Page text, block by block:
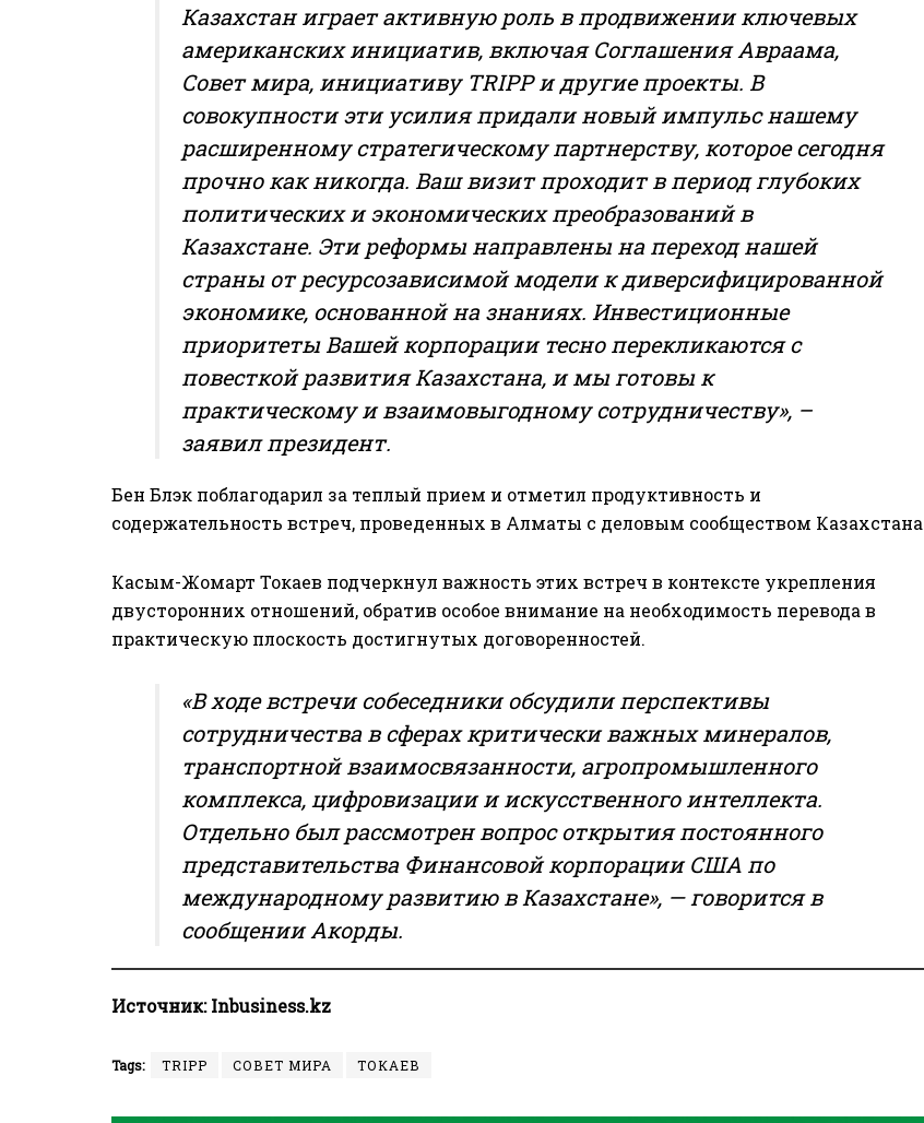
Казахстан играет активную роль в продвижении ключевых
американских инициатив, включая Соглашения Авраама,
Совет мира, инициативу TRIPP и другие проекты. В
совокупности эти усилия придали новый импульс нашему
расширенному стратегическому партнерству, которое сегодня
прочно как никогда. Ваш визит проходит в период глубоких
политических и экономических преобразований в
Казахстане. Эти реформы направлены на переход нашей
страны от ресурсозависимой модели к диверсифицированной
экономике, основанной на знаниях. Инвестиционные
приоритеты Вашей корпорации тесно перекликаются с
повесткой развития Казахстана, и мы готовы к
практическому и взаимовыгодному сотрудничеству», –
заявил президент.
Бен Блэк поблагодарил за теплый прием и отметил продуктивность и
содержательность встреч, проведенных в Алматы с деловым сообществом Казахстана
Касым-Жомарт Токаев подчеркнул важность этих встреч в контексте укрепления
двусторонних отношений, обратив особое внимание на необходимость перевода в
практическую плоскость достигнутых договоренностей.
«В ходе встречи собеседники обсудили перспективы
сотрудничества в сферах критически важных минералов,
транспортной взаимосвязанности, агропромышленного
комплекса, цифровизации и искусственного интеллекта.
Отдельно был рассмотрен вопрос открытия постоянного
представительства Финансовой корпорации США по
международному развитию в Казахстане», — говорится в
сообщении Акорды.
Источник:Inbusiness.kz
Tags: TRIPP СОВЕТ МИРА ТОКАЕВ